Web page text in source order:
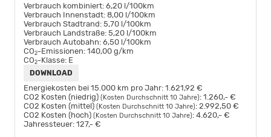
Verbrauch kombiniert: 6,20 l/100km
Verbrauch Innenstadt: 8,00 l/100km
Verbrauch Stadtrand: 5,70 l/100km
Verbrauch Landstraße: 5,20 l/100km
Verbrauch Autobahn: 6,50 l/100km
CO2-Emissionen: 140,00 g/km
CO2-Klasse: E
DOWNLOAD
Energiekosten bei 15.000 km pro Jahr: 1.621,92 €
CO2 Kosten (niedrig) (Kosten Durchschnitt 10 Jahre): 1.260,- €
CO2 Kosten (mittel) (Kosten Durchschnitt 10 Jahre): 2.992,50 €
CO2 Kosten (hoch) (Kosten Durchschnitt 10 Jahre): 4.620,- €
Jahressteuer: 127,- €